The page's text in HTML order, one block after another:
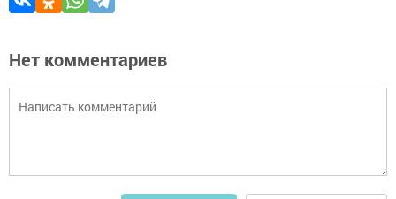
Нет комментариев